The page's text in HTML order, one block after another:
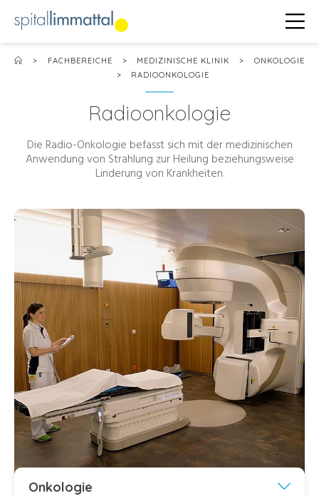
> FACHBEREICHE > MEDIZINISCHE KLINIK >
ONKOLOGIE
>
RADIOONKOLOGIE
Radioonkologie
Die Radio-Onkologie befasst sich mit der medizinischen
Anwendung von Strahlung zur Heilung beziehungsweise
Linderung von Krankheiten.
Onkologie